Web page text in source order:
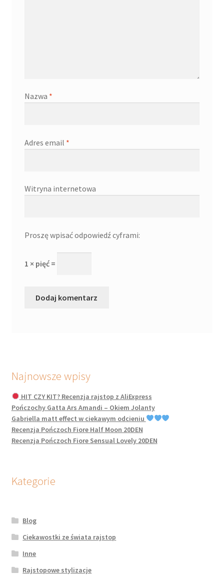
Nazwa *
Adres email *
Witryna internetowa
Proszę wpisać odpowiedź cyframi:
1 × pięć =
Najnowsze wpisy
HIT CZY KIT? Recenzja rajstop z AliExpress
Pończochy Gatta Ars Amandi – Okiem Jolanty
Gabriella matt effect w ciekawym odcieniu
Recenzja Pończoch Fiore Half Moon 20DEN
Recenzja Pończoch Fiore Sensual Lovely 20DEN
Kategorie
Blog
Ciekawostki ze świata rajstop
Inne
Rajstopowe stylizacje